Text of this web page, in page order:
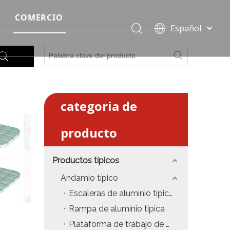
COMERCIO
Precio de etapa rápida
Precio del armazón de iluminación estándar
Precio de la armadura del techo
Precio de productos relevantes de armadura
Precio de iluminación de escenario
Precio de necesidades de eventos
Español
Pусский
categoria de
producto
Productos típicos
Andamio típico
Escaleras de aluminio típicas
Rampa de aluminio típica
Plataforma de trabajo de aluminio típica